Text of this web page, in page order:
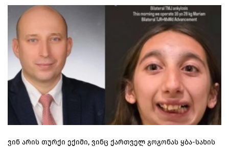
ვინ არის თურქი ექიმი, ვინც ქართველ გოგონას ყბა-სახის